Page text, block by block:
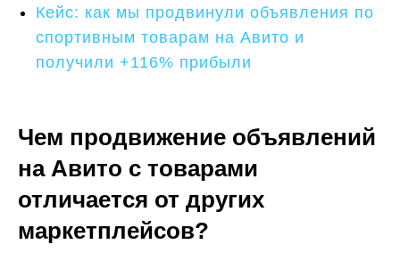
Кейс: как мы продвинули объявления по
спортивным товарам на Авито и
получили +116% прибыли
Чем продвижение объявлений
на Авито с товарами
отличается от других
маркетплейсов?